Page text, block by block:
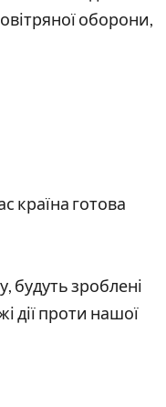
оборони,
країна готова
будуть зроблені
дії проти нашої